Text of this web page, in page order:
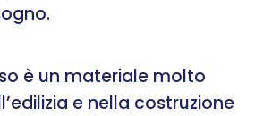
è un materiale molto
e nella costruzione